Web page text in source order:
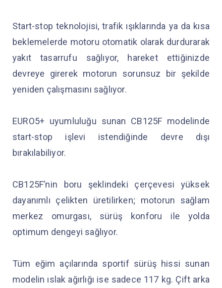
Start-stop teknolojisi, trafik ışıklarında ya da kısa
beklemelerde motoru otomatik olarak durdurarak
yakıt tasarrufu sağlıyor, hareket ettiğinizde
devreye girerek motorun sorunsuz bir şekilde
yeniden çalışmasını sağlıyor.
EURO5+ uyumluluğu sunan CB125F modelinde
start-stop işlevi istendiğinde devre dışı
bırakılabiliyor.
CB125F’nin boru şeklindeki çerçevesi yüksek
dayanımlı çelikten üretilirken; motorun sağlam
merkez omurgası, sürüş konforu ile yolda
optimum dengeyi sağlıyor.
Tüm eğim açılarında sportif sürüş hissi sunan
modelin ıslak ağırlığı ise sadece 117 kg. Çift arka